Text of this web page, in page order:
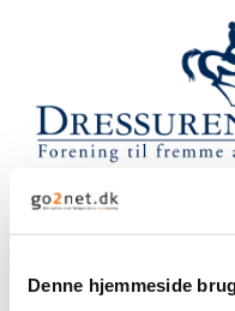
Denne hjemmeside